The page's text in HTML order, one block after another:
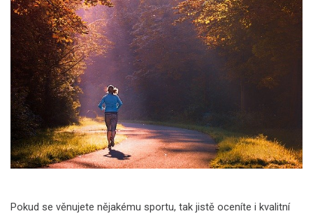
Pokud se věnujete nějakému sportu, tak jistě oceníte i kvalitní